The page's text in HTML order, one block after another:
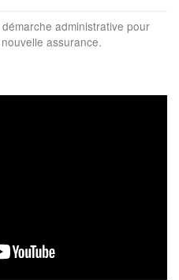
administrative pour
assurance.